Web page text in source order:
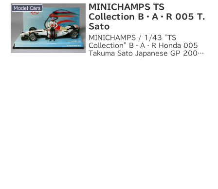
表彰台を経て鈴鹿...
Model Cars
MINICHAMPS TS
Collection B・A・R 005 T.
Sato
MINICHAMPS / 1/43 "TS
Collection" B・A・R Honda 005
Takuma Sato Japanese GP 2003